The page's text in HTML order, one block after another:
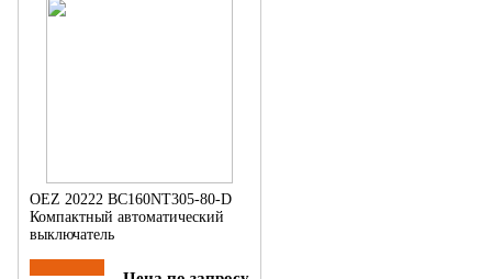
OEZ 20222 BC160NT305-80-D
Компактный автоматический
выключатель